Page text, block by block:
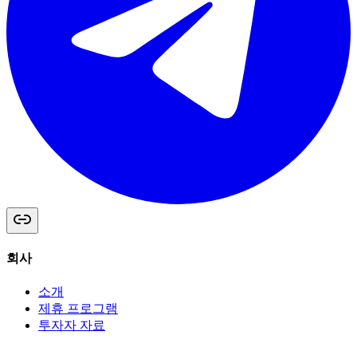
회사
소개
제휴 프로그램
투자자 자료